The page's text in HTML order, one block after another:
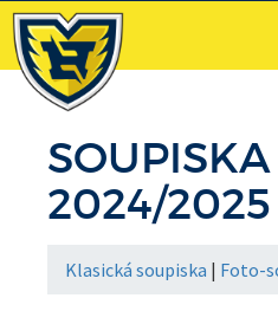
SOUPISKA
2024/2025
Klasická soupiska | Foto-